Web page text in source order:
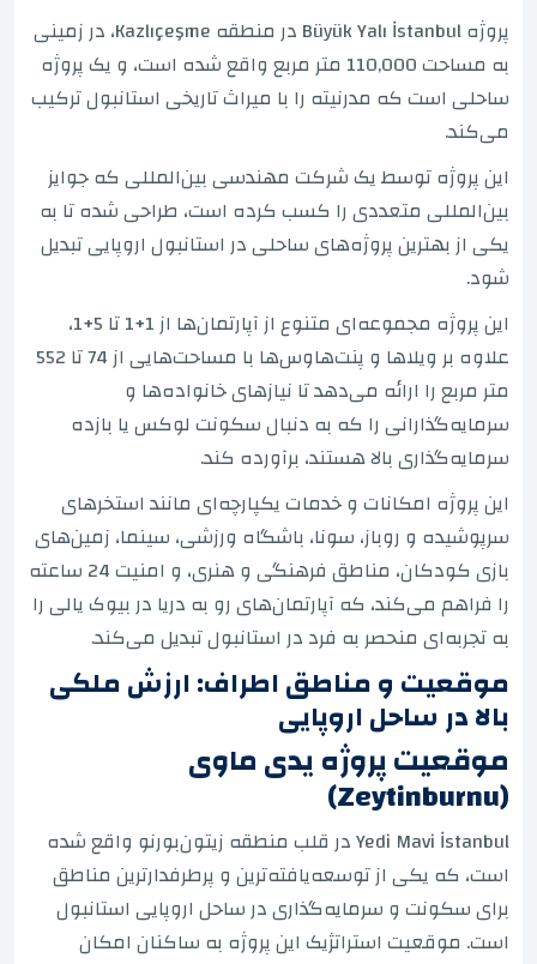
پروژه Büyük Yalı İstanbul در منطقه Kazlıçeşme، در زمینی
به مساحت 110,000 متر مربع واقع شده است، و یک پروژه
ساحلی است که مدرنیته را با میراث تاریخی استانبول ترکیب
می‌کند.
این پروژه توسط یک شرکت مهندسی بین‌المللی که جوایز
بین‌المللی متعددی را کسب کرده است، طراحی شده تا به
یکی از بهترین پروژه‌های ساحلی در استانبول اروپایی تبدیل
شود.
این پروژه مجموعه‌ای متنوع از آپارتمان‌ها از 1+1 تا 5+1،
علاوه بر ویلاها و پنت‌هاوس‌ها با مساحت‌هایی از 74 تا 552
متر مربع را ارائه می‌دهد تا نیازهای خانواده‌ها و
سرمایه‌گذارانی را که به دنبال سکونت لوکس یا بازده
سرمایه‌گذاری بالا هستند، برآورده کند.
این پروژه امکانات و خدمات یکپارچه‌ای مانند استخرهای
سرپوشیده و روباز، سونا، باشگاه ورزشی، سینما، زمین‌های
بازی کودکان، مناطق فرهنگی و هنری، و امنیت 24 ساعته
را فراهم می‌کند، که آپارتمان‌های رو به دریا در بیوک یالی را
به تجربه‌ای منحصر به فرد در استانبول تبدیل می‌کند.
موقعیت و مناطق اطراف: ارزش ملکی
بالا در ساحل اروپایی
موقعیت پروژه یدی ماوی
(Zeytinburnu)
Yedi Mavi İstanbul در قلب منطقه زیتون‌بورنو واقع شده
است، که یکی از توسعه‌یافته‌ترین و پرطرفدارترین مناطق
برای سکونت و سرمایه‌گذاری در ساحل اروپایی استانبول
است. موقعیت استراتژیک این پروژه به ساکنان امکان